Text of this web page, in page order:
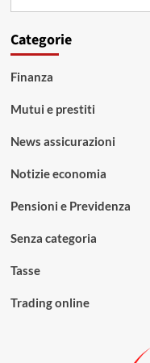
Categorie
Finanza
Mutui e prestiti
News assicurazioni
Notizie economia
Pensioni e Previdenza
Senza categoria
Tasse
Trading online